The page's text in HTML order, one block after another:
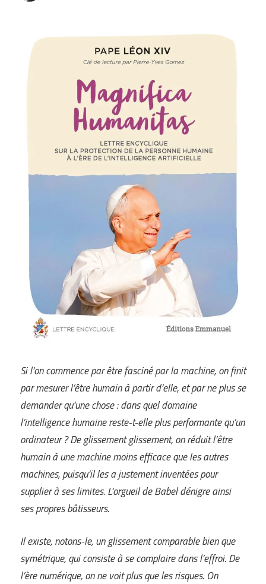
Si l’on commence par être fasciné par la machine, on finit
par mesurer l’être humain à partir d’elle, et par ne plus se
demander qu’une chose : dans quel domaine
l’intelligence humaine reste-t-elle plus performante qu’un
ordinateur ? De glissement glissement, on réduit l’être
humain à une machine moins efficace que les autres
machines, puisqu’il les a justement inventées pour
supplier à ses limites. L’orgueil de Babel dénigre ainsi
ses propres bâtisseurs.
Il existe, notons-le, un glissement comparable bien que
symétrique, qui consiste à se complaire dans l’effroi. De
l’ère numérique, on ne voit plus que les risques. On